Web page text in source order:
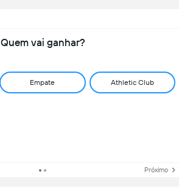
Quem vai ganhar?
Empate Athletic Club
Próximo